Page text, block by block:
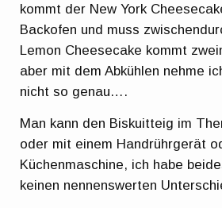
kommt der New York
Backofen und muss
Lemon Cheesecake kommt
aber mit dem Abkühlen nehme
nicht so genau….
Man kann den Biskuitteig im
oder mit einem Handrührgerät
Küchenmaschine, ich habe
keinen nennenswerten